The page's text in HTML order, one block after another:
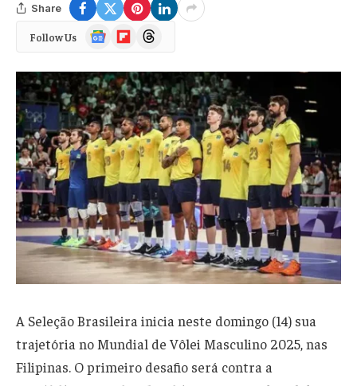
Share
Follow Us
Google
News
FlipboardThreads
A Seleção Brasileira inicia neste domingo (14) sua
trajetória no Mundial de Vôlei Masculino 2025, nas
Filipinas. O primeiro desafio será contra a